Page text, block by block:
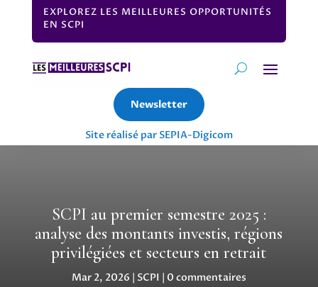
EXPLOREZ LES MEILLEURES OPPORTUNITÉS
EN SCPI
Newsletter
Site réalisé par SEPIA-Digicom
SCPI au premier semestre 2025 :
analyse des montants investis, régions
privilégiées et secteurs en retrait
Mar 2, 2026 | SCPI | 0 commentaires